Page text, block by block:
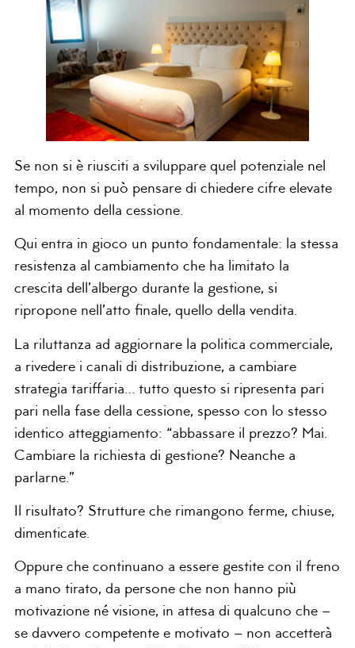
Se non si è riusciti a sviluppare quel potenziale nel
tempo, non si può pensare di chiedere cifre elevate
al momento della cessione.
Qui entra in gioco un punto fondamentale: la stessa
resistenza al cambiamento che ha limitato la
crescita dell’albergo durante la gestione, si
ripropone nell’atto finale, quello della vendita.
La riluttanza ad aggiornare la politica commerciale,
a rivedere i canali di distribuzione, a cambiare
strategia tariffaria… tutto questo si ripresenta pari
pari nella fase della cessione, spesso con lo stesso
identico atteggiamento: “abbassare il prezzo? Mai.
Cambiare la richiesta di gestione? Neanche a
parlarne.”
Il risultato? Strutture che rimangono ferme, chiuse,
dimenticate.
Oppure che continuano a essere gestite con il freno
a mano tirato, da persone che non hanno più
motivazione né visione, in attesa di qualcuno che –
se davvero competente e motivato – non accetterà